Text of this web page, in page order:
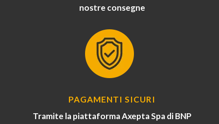
nostre consegne
PAGAMENTI SICURI
Tramite la piattaforma Axepta Spa di BNP